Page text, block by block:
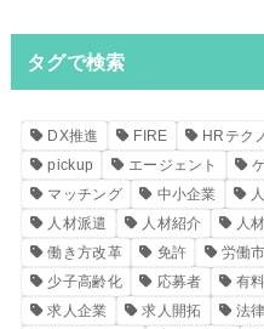
タグで検索
DX推進 FIRE HRテク
pickup
エージェント
マッチング
中小企業
人材派遣
人材紹介 人
働き方改革
免許 労働
少子高齢化
応募者 有
求人企業
求人開拓 法律